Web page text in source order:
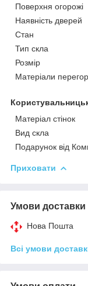
Поверхня огорожі
Наявність дверей
Стан
Тип скла
Розмір
Матеріали
Матеріал стінок
Вид скла
Подарунок від
Приховати
Умови доставки
Нова Пошта
Всі умови